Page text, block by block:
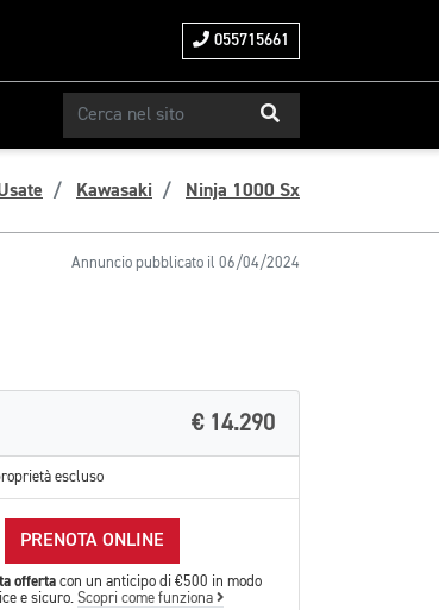
055715661
Kawasaki Ninja 1000 Sx
Annuncio pubblicato il 06/04/2024
€ 14.290
escluso
PRENOTA ONLINE
offerta con un anticipo di €500 in modo
e sicuro. Scopri come funziona